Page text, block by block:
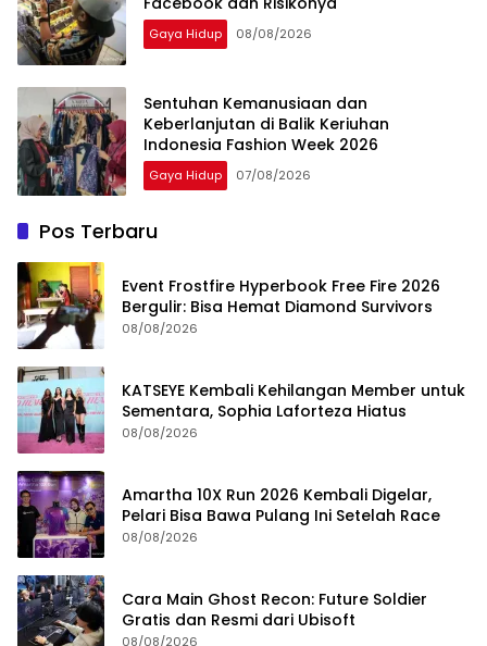
Gaya Hidup 08/08/2026
Sentuhan Kemanusiaan dan
Keberlanjutan di Balik Keriuhan
Indonesia Fashion Week 2026
Gaya Hidup 07/08/2026
Pos Terbaru
Event Frostfire Hyperbook Free Fire 2026
Bergulir: Bisa Hemat Diamond Survivors
08/08/2026
KATSEYE Kembali Kehilangan Member untuk
Sementara, Sophia Laforteza Hiatus
08/08/2026
Amartha 10X Run 2026 Kembali Digelar,
Pelari Bisa Bawa Pulang Ini Setelah Race
08/08/2026
Cara Main Ghost Recon: Future Soldier
Gratis dan Resmi dari Ubisoft
08/08/2026